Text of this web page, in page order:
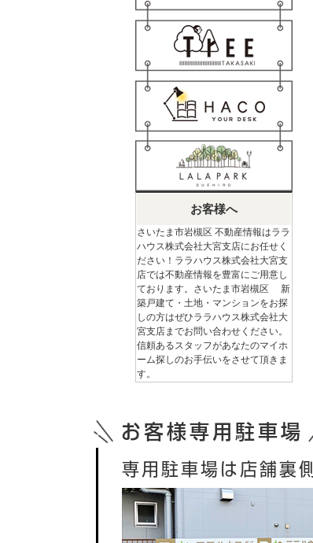
お客様へ
さいたま市岩槻区 不動産情報はララ
ハウス株式会社大宮支店にお任せく
ださい！ララハウス株式会社大宮支
店では不動産情報を豊富にご用意し
ております。さいたま市岩槻区 新
築戸建て・土地・マンションをお探
しの方はぜひララハウス株式会社大
宮支店までお問い合わせください。
信頼あるスタッフがあなたのマイホ
ーム探しのお手伝いをさせて頂きま
す。
お客様専用駐車場
専用駐車場は店舗裏側